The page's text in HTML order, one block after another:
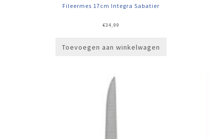
Fileermes 17cm Integra Sabatier
€34,99
Toevoegen aan winkelwagen